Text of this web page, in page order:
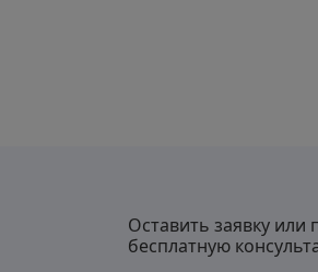
Оставить заявку или
бесплатную